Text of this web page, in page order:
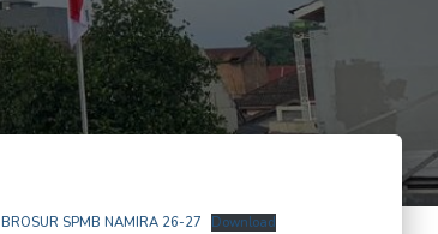
BROSUR SPMB NAMIRA 26-27 Download